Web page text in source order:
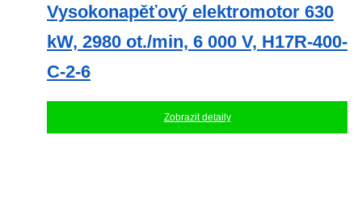
Vysokonapěťový elektromotor 630
kW, 2980 ot./min, 6 000 V, H17R-400-
C-2-6
Zobrazit detaily